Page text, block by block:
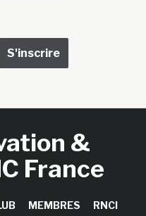
&
France
MEMBRES RNCI